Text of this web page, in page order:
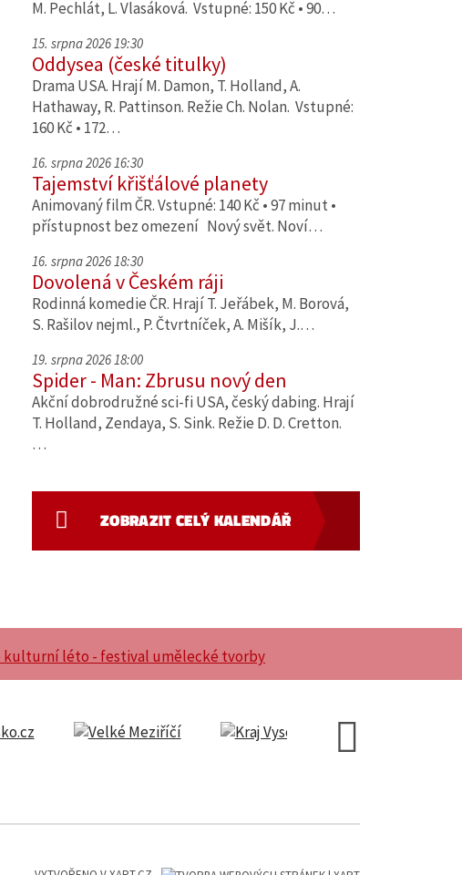
M. Pechlát, L. Vlasáková. Vstupné: 150 Kč • 90…
15. srpna 2026 19:30
Oddysea (české titulky)
Drama USA. Hrají M. Damon, T. Holland, A.
Hathaway, R. Pattinson. Režie Ch. Nolan. Vstupné:
160 Kč • 172…
16. srpna 2026 16:30
Tajemství křišťálové planety
Animovaný film ČR. Vstupné: 140 Kč • 97 minut •
přístupnost bez omezení Nový svět. Noví…
16. srpna 2026 18:30
Dovolená v Českém ráji
Rodinná komedie ČR. Hrají T. Jeřábek, M. Borová,
S. Rašilov nejml., P. Čtvrtníček, A. Mišík, J.…
19. srpna 2026 18:00
Spider - Man: Zbrusu nový den
Akční dobrodružné sci-fi USA, český dabing. Hrají
T. Holland, Zendaya, S. Sink. Režie D. D. Cretton.
…
ZOBRAZIT CELÝ KALENDÁŘ